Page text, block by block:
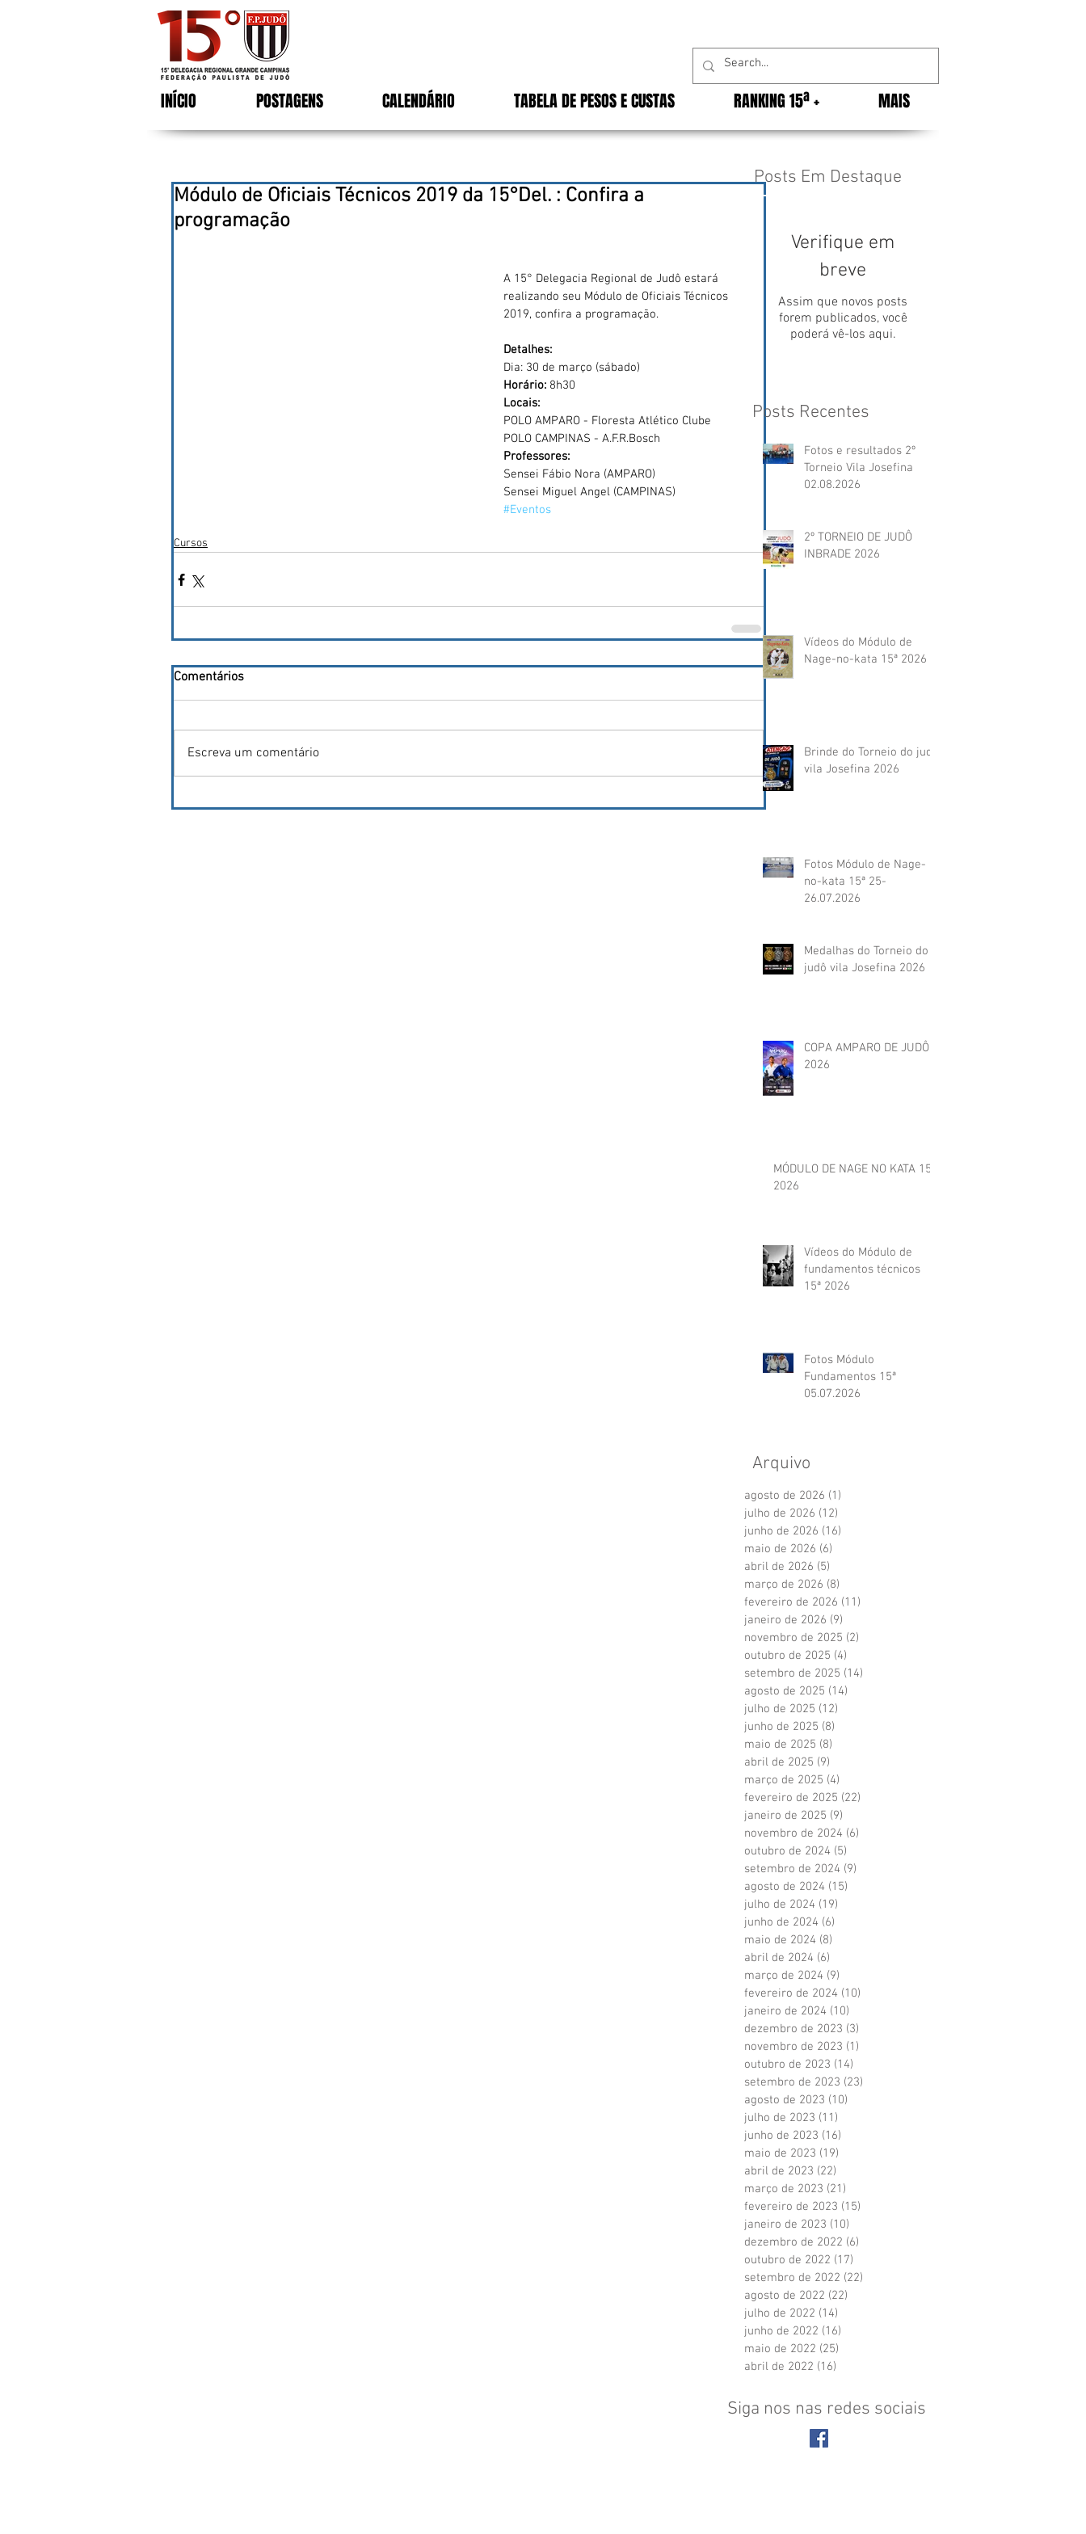
INÍCIO POSTAGENS CALENDÁRIO TABELA DE PESOS E CUSTAS RANKING 15ª + MAIS
Módulo de Oficiais Técnicos 2019 da 15°Del. : Confira a
programação
A 15° Delegacia Regional de Judô estará
realizando seu Módulo de Oficiais Técnicos
2019, confira a programação.
Detalhes:
Dia: 30 de março (sábado)
Horário: 8h30
Locais:
POLO AMPARO - Floresta Atlético Clube
POLO CAMPINAS - A.F.R.Bosch
Professores:
Sensei Fábio Nora (AMPARO)
Sensei Miguel Angel (CAMPINAS)
#Eventos
Cursos
Comentários
Escreva um comentário
Posts Em Destaque
Verifique em
breve
Assim que novos posts
forem publicados, você
poderá vê-los aqui.
Posts Recentes
Fotos e resultados 2º
Torneio Vila Josefina
02.08.2026
2º TORNEIO DE JUDÔ
INBRADE 2026
Vídeos do Módulo de
Nage-no-kata 15ª 2026
Brinde do Torneio do judô
vila Josefina 2026
Fotos Módulo de Nage-
no-kata 15ª 25-
26.07.2026
Medalhas do Torneio do
judô vila Josefina 2026
COPA AMPARO DE JUDÔ
2026
MÓDULO DE NAGE NO KATA 15ª
2026
Vídeos do Módulo de
fundamentos técnicos
15ª 2026
Fotos Módulo
Fundamentos 15ª
05.07.2026
Arquivo
agosto de 2026 (1)
julho de 2026 (12)
junho de 2026 (16)
maio de 2026 (6)
abril de 2026 (5)
março de 2026 (8)
fevereiro de 2026 (11)
janeiro de 2026 (9)
novembro de 2025 (2)
outubro de 2025 (4)
setembro de 2025 (14)
agosto de 2025 (14)
julho de 2025 (12)
junho de 2025 (8)
maio de 2025 (8)
abril de 2025 (9)
março de 2025 (4)
fevereiro de 2025 (22)
janeiro de 2025 (9)
novembro de 2024 (6)
outubro de 2024 (5)
setembro de 2024 (9)
agosto de 2024 (15)
julho de 2024 (19)
junho de 2024 (6)
maio de 2024 (8)
abril de 2024 (6)
março de 2024 (9)
fevereiro de 2024 (10)
janeiro de 2024 (10)
dezembro de 2023 (3)
novembro de 2023 (1)
outubro de 2023 (14)
setembro de 2023 (23)
agosto de 2023 (10)
julho de 2023 (11)
junho de 2023 (16)
maio de 2023 (19)
abril de 2023 (22)
março de 2023 (21)
fevereiro de 2023 (15)
janeiro de 2023 (10)
dezembro de 2022 (6)
outubro de 2022 (17)
setembro de 2022 (22)
agosto de 2022 (22)
julho de 2022 (14)
junho de 2022 (16)
maio de 2022 (25)
abril de 2022 (16)
Siga nos nas redes sociais